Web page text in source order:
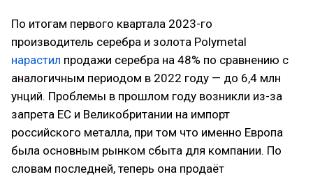
По итогам первого квартала 2023-го
производитель серебра и золота Polymetal
нарастил продажи серебра на 48% по сравнению с
аналогичным периодом в 2022 году — до 6,4 млн
унций. Проблемы в прошлом году возникли из-за
запрета ЕС и Великобритании на импорт
российского металла, при том что именно Европа
была основным рынком сбыта для компании. По
словам последней, теперь она продаёт